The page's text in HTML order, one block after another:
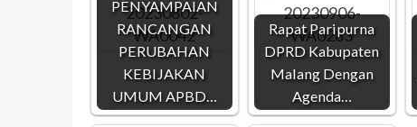
PENYAMPAIAN
RANCANGAN
PERUBAHAN
KEBIJAKAN
UMUM APBD…
Rapat Paripurna
DPRD Kabupaten
Malang Dengan
Agenda…